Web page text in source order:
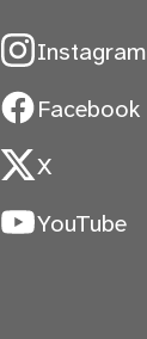
Instagram
Facebook
X
YouTube